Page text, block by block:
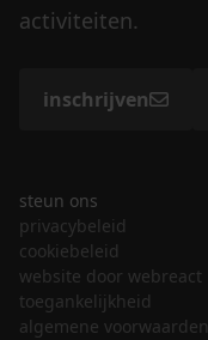
activiteiten.
inschrijven
steun ons
privacybeleid
cookiebeleid
website door webreact
toegankelijkheid
algemene voorwaarden